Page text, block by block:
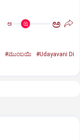
ಅ ಅ
#ಮುಂಬಯಿ
#Udayavani Di